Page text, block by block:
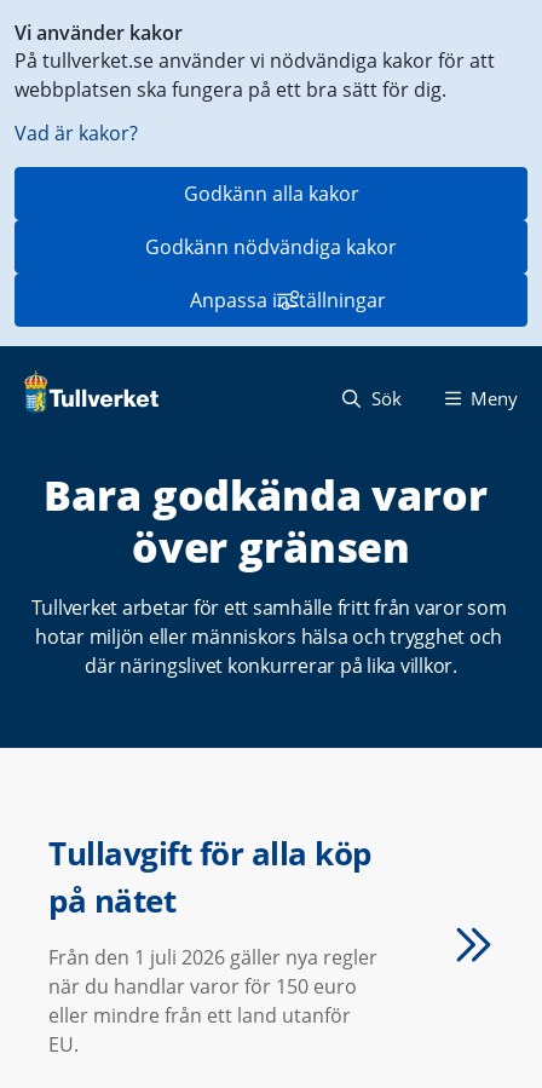
Vi använder kakor
På tullverket.se använder vi nödvändiga kakor för att
webbplatsen ska fungera på ett bra sätt för dig.
Vad är kakor?
Godkänn alla kakor
Godkänn nödvändiga kakor
Anpassa inställningar
till
innehåll
på
aktuell
Sök Meny
r
Bara godkända varor
över gränsen
Tullverket arbetar för ett samhälle fritt från varor som
hotar miljön eller människors hälsa och trygghet och
där näringslivet konkurrerar på lika villkor.
Tullavgift för alla köp
på nätet
Från den 1 juli 2026 gäller nya regler
när du handlar varor för 150 euro
eller mindre från ett land utanför
EU.